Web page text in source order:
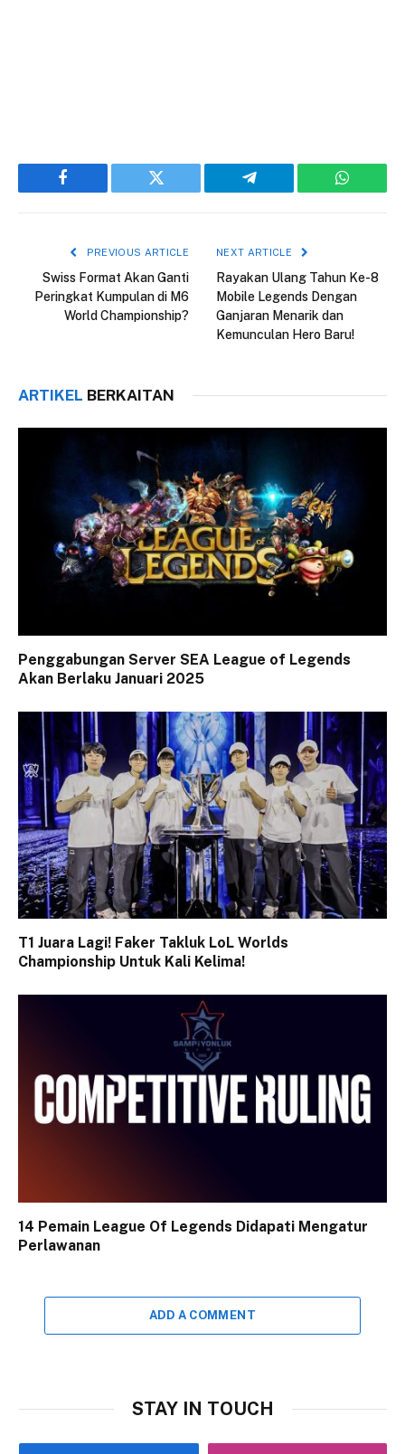
Facebook Twitter Telegram
PREVIOUS ARTICLE
Swiss Format Akan Ganti
Peringkat Kumpulan di M6
World Championship?
NEXT ARTICLE
Rayakan Ulang Tahun Ke-8
Mobile Legends Dengan
Ganjaran Menarik dan
Kemunculan Hero Baru!
ARTIKEL BERKAITAN
Penggabungan Server SEA League of Legends
Akan Berlaku Januari 2025
T1 Juara Lagi! Faker Takluk LoL Worlds
Championship Untuk Kali Kelima!
14 Pemain League Of Legends Didapati Mengatur
Perlawanan
ADD A COMMENT
STAY IN TOUCH